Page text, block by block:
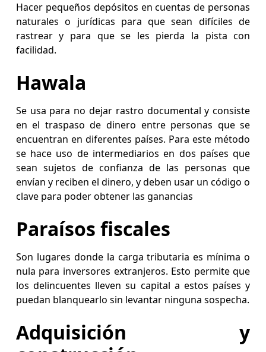
Hacer pequeños depósitos en cuentas de personas
naturales o jurídicas para que sean difíciles de
rastrear y para que se les pierda la pista con
facilidad.
Hawala
Se usa para no dejar rastro documental y consiste
en el traspaso de dinero entre personas que se
encuentran en diferentes países. Para este método
se hace uso de intermediarios en dos países que
sean sujetos de confianza de las personas que
envían y reciben el dinero, y deben usar un código o
clave para poder obtener las ganancias
Paraísos fiscales
Son lugares donde la carga tributaria es mínima o
nula para inversores extranjeros. Esto permite que
los delincuentes lleven su capital a estos países y
puedan blanquearlo sin levantar ninguna sospecha.
Adquisición y